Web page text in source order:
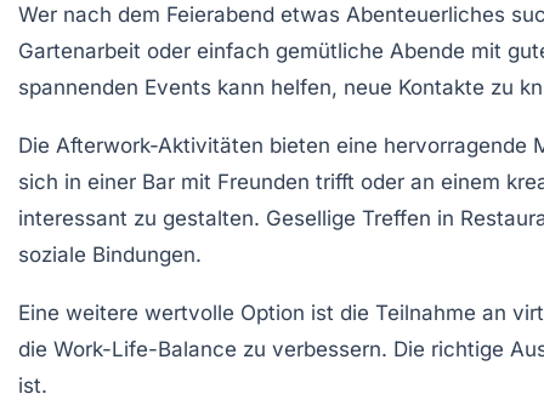
Wer nach dem Feierabend etwas Abenteuerliches
Gartenarbeit oder einfach gemütliche Abende mit
spannenden Events kann helfen, neue Kontakte zu
Die Afterwork-Aktivitäten bieten eine hervorragende
sich in einer Bar mit Freunden trifft oder an einem
interessant zu gestalten. Gesellige Treffen in
soziale Bindungen.
Eine weitere wertvolle Option ist die Teilnahme an
die Work-Life-Balance zu verbessern. Die richtige
ist.